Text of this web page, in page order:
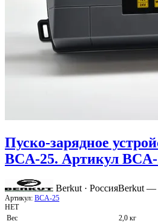
Пуско-зарядное
BCA-25. Артикул
Berkut · РоссияBerkut —
Артикул: BCA-25
НЕТ
Вес
2,0 кг